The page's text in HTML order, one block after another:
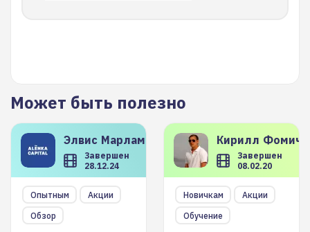
Может быть полезно
Элвис Марламов
Завершен
28.12.24
Опытным
Акции
Обзор
Кирилл
Завершен
08.02.20
Новичкам
Акции
Обучение